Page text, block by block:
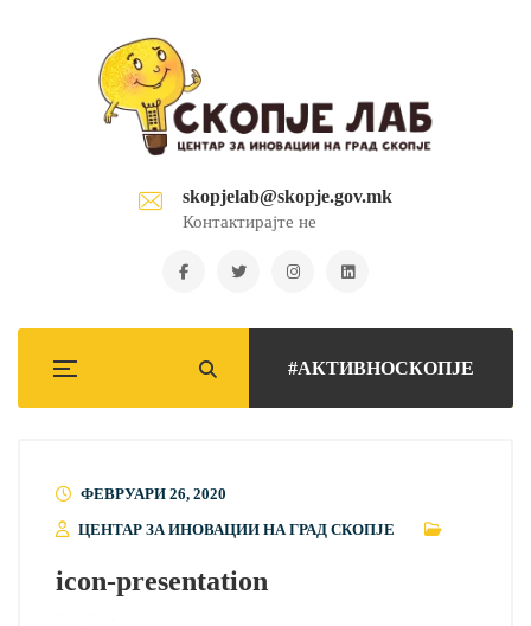
skopjelab@skopje.gov.mk
Контактирајте не
#АКТИВНОСКОПЈЕ
ФЕВРУАРИ 26, 2020
ЦЕНТАР ЗА ИНОВАЦИИ НА ГРАД СКОПЈЕ
icon-presentation